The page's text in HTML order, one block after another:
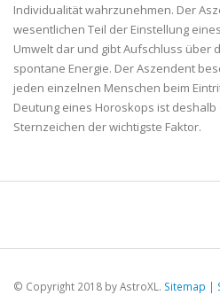
Individualität wahrzunehmen. Der
wesentlichen Teil der Einstellung
Umwelt dar und gibt Aufschluss über
spontane Energie. Der Aszendent
jeden einzelnen Menschen beim
Deutung eines Horoskops ist
Sternzeichen der wichtigste Faktor.
© Copyright 2018 by AstroXL. Sitemap |